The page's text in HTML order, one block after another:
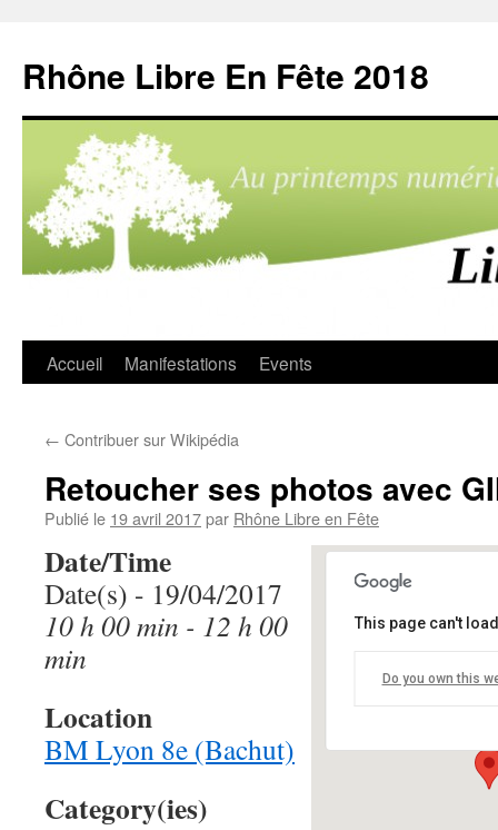
contenu
Rhône Libre En Fête 2018
Accueil Manifestations Events
← Contribuer sur Wikipédia
Retoucher ses photos avec
Publié le 19 avril 2017par Rhône Libre en Fête
This page can't
Do you own this
Date/Time
Date(s) - 19/04/2017
10 h 00 min - 12 h 00
min
Location
BM Lyon 8e (Bachut)
Category(ies)